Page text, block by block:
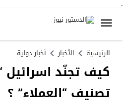
.
الرئيسية الأخبار أخبار دولية
كيف تجنّد اسرائيل
تصنيف “العملاء” ؟